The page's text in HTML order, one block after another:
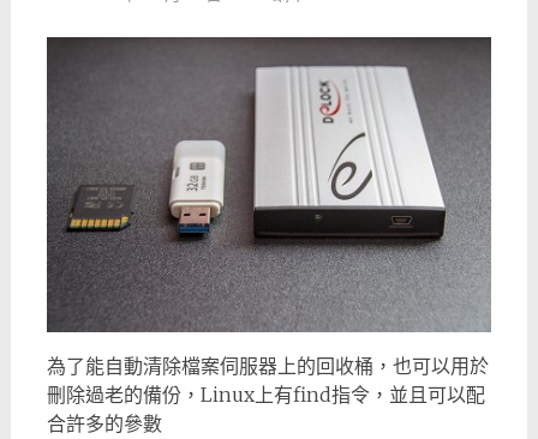
為了能自動清除檔案伺服器上的回收桶，也可以用於
刪除過老的備份，Linux上有find指令，並且可以配
合許多的參數